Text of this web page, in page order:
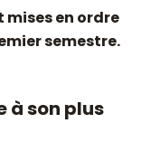
mises en ordre
semestre.
à son plus